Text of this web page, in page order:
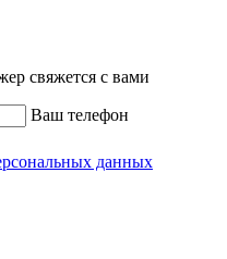
свяжется с вами
Ваш телефон
данных